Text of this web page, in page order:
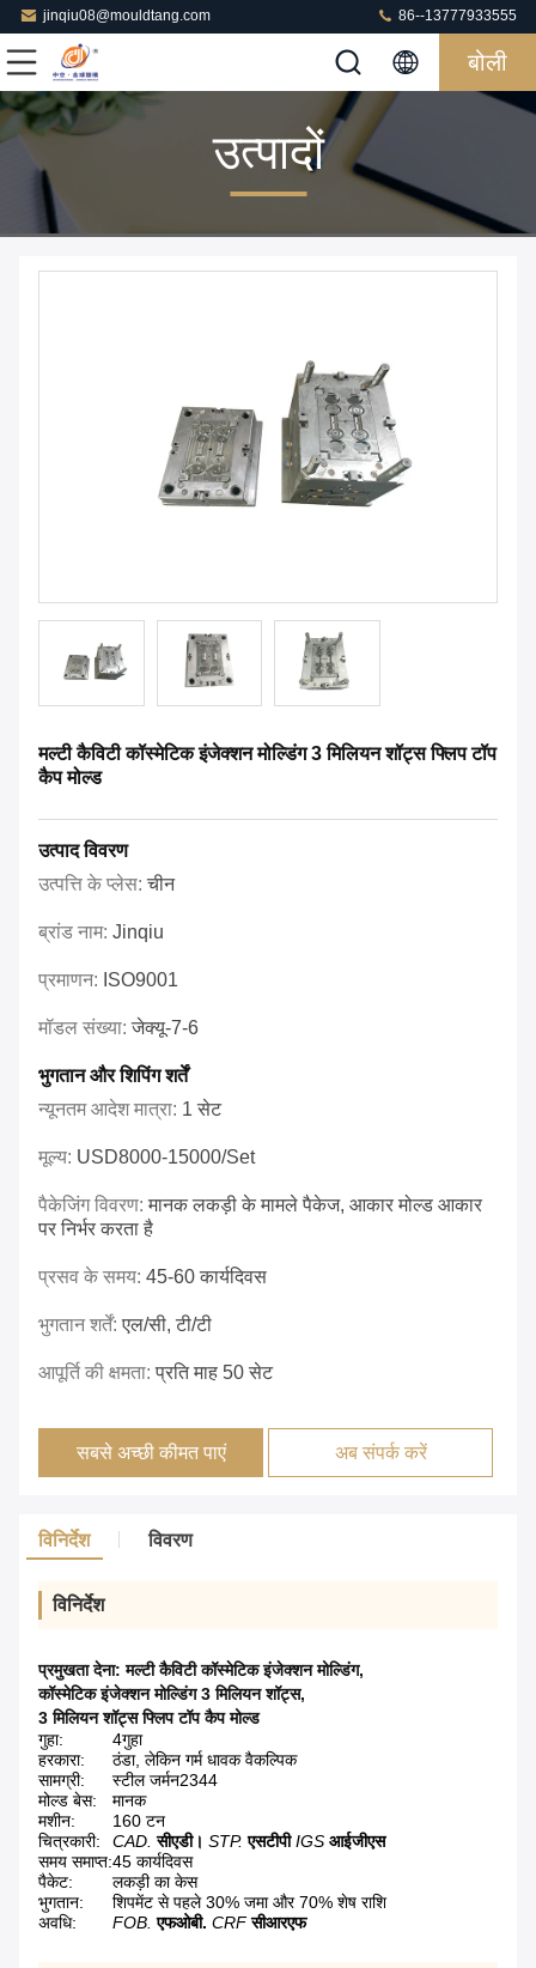
jinqiu08@mouldtang.com 86--13777933555
बोली
उत्पादों
मल्टी कैविटी कॉस्मेटिक इंजेक्शन मोल्डिंग 3 मिलियन शॉट्स फ्लिप टॉप
कैप मोल्ड
उत्पाद विवरण
उत्पत्ति के प्लेस:चीन
ब्रांड नाम: Jinqiu
प्रमाणन: ISO9001
मॉडल संख्या:जेक्यू-7-6
भुगतान और शिपिंग शर्तें
न्यूनतम आदेश मात्रा: 1 सेट
मूल्य: USD8000-15000/set
पैकेजिंग विवरण:मानक लकड़ी के मामले पैकेज, आकार मोल्ड आकार
पर निर्भर करता है
प्रसव के समय: 45-60 कार्यदिवस
भुगतान शर्तें:एल/सी, टी/टी
आपूर्ति की क्षमता:प्रति माह 50 सेट
सबसे अच्छी कीमत पाएं अब संपर्क करें
विनिर्देश विवरण
विनिर्देश
प्रमुखता देना:मल्टी कैविटी कॉस्मेटिक इंजेक्शन मोल्डिंग,
कॉस्मेटिक इंजेक्शन मोल्डिंग 3 मिलियन शॉट्स,
3 मिलियन शॉट्स फ्लिप टॉप कैप मोल्ड
गुहा:
4गुहा
हरकारा:
ठंडा, लेकिन गर्म धावक वैकल्पिक
सामग्री:
स्टील जर्मन2344
मोल्ड बेस:
मानक
मशीन:
160 टन
चित्रकारी:
CAD. सीएडी। STP. एसटीपी IGS आईजीएस
समय समाप्त:45 कार्यदिवस
पैकेट:
लकड़ी का केस
भुगतान:
शिपमेंट से पहले 30% जमा और 70% शेष राशि
अवधि:
FOB. एफओबी. CRF सीआरएफ